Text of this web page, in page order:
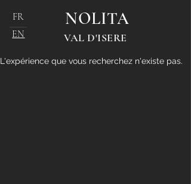
EN
FR
VAL D'ISERE
NOLITA
L'expérience que vous recherchez n'existe pas.